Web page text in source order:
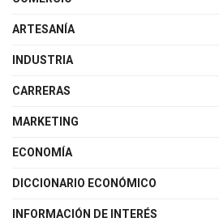
ARTESANÍA
INDUSTRIA
CARRERAS
MARKETING
ECONOMÍA
DICCIONARIO ECONÓMICO
INFORMACIÓN DE INTERÉS